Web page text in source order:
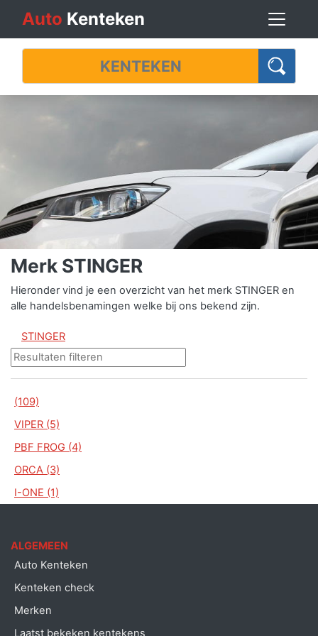
Auto Kenteken
Merk STINGER
Hieronder vind je een overzicht van het merk STINGER en
alle handelsbenamingen welke bij ons bekend zijn.
STINGER
(109)
VIPER (5)
PBF FROG (4)
ORCA (3)
I-ONE (1)
ALGEMEEN
Auto Kenteken
Kenteken check
Merken
Laatst bekeken kentekens